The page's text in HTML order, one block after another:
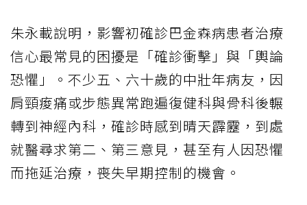
朱永載說明，影響初確診巴金森病患者治療
信心最常見的困擾是「確診衝擊」與「輿論
恐懼」。不少五、六十歲的中壯年病友，因
肩頸痠痛或步態異常跑遍復健科與骨科後輾
轉到神經內科，確診時感到晴天霹靂，到處
就醫尋求第二、第三意見，甚至有人因恐懼
而拖延治療，喪失早期控制的機會。